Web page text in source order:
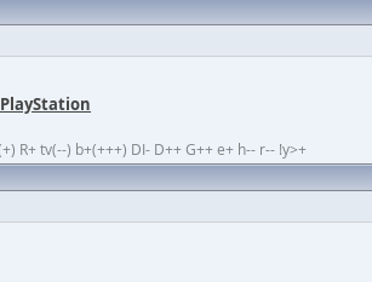
R+ tv(--) b+(+++) DI- D++ G++ e+ h-- r-- !y>+